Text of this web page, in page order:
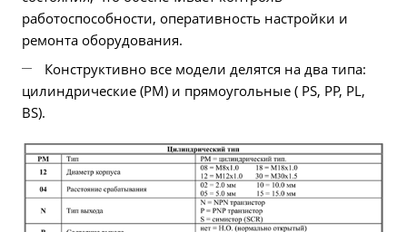
работоспособности, оперативность настройки и
ремонта оборудования.
Конструктивно все модели делятся на два типа:
цилиндрические (PM) и прямоугольные ( PS, PP, PL,
BS).